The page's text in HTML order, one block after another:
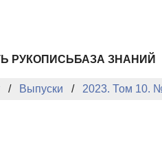
РУКОПИСЬ БАЗА ЗНАНИЙ
Выпуски 2023. Том 10.